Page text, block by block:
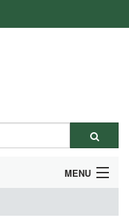
MENU